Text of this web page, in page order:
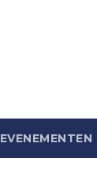
EVENEMENTEN